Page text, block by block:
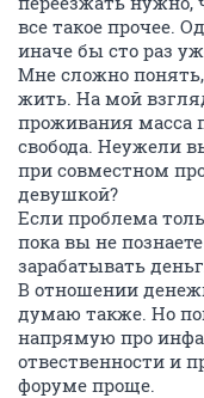
все такое прочее.
иначе бы сто раз
Мне сложно понять,
жить. На мой
проживания масса
свобода. Неужели
при совместном
девушкой?
Если проблема
пока вы не
зарабатывать
В отношении
думаю также. Но
напрямую про
отвественности и
форуме проще.